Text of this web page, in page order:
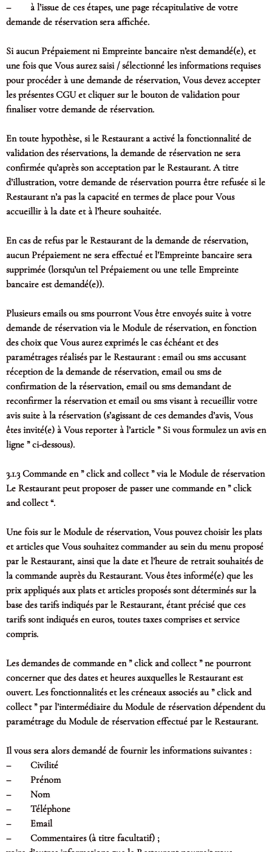
– à l’issue de ces étapes, une page récapitulative de votre
demande de réservation sera affichée.
Si aucun Prépaiement ni Empreinte bancaire n’est demandé(e), et
une fois que Vous aurez saisi / sélectionné les informations requises
pour procéder à une demande de réservation, Vous devez accepter
les présentes CGU et cliquer sur le bouton de validation pour
finaliser votre demande de réservation.
En toute hypothèse, si le Restaurant a activé la fonctionnalité de
validation des réservations, la demande de réservation ne sera
confirmée qu’après son acceptation par le Restaurant. A titre
d’illustration, votre demande de réservation pourra être refusée si le
Restaurant n’a pas la capacité en termes de place pour Vous
accueillir à la date et à l’heure souhaitée.
En cas de refus par le Restaurant de la demande de réservation,
aucun Prépaiement ne sera effectué et l’Empreinte bancaire sera
supprimée (lorsqu’un tel Prépaiement ou une telle Empreinte
bancaire est demandé(e)).
Plusieurs emails ou sms pourront Vous être envoyés suite à votre
demande de réservation via le Module de réservation, en fonction
des choix que Vous aurez exprimés le cas échéant et des
paramétrages réalisés par le Restaurant : email ou sms accusant
réception de la demande de réservation, email ou sms de
confirmation de la réservation, email ou sms demandant de
reconfirmer la réservation et email ou sms visant à recueillir votre
avis suite à la réservation (s’agissant de ces demandes d’avis, Vous
êtes invité(e) à Vous reporter à l’article ” Si vous formulez un avis en
ligne ” ci-dessous).
3.1.3 Commande en ” click and collect ” via le Module de réservation
Le Restaurant peut proposer de passer une commande en ” click
and collect “.
Une fois sur le Module de réservation, Vous pouvez choisir les plats
et articles que Vous souhaitez commander au sein du menu proposé
par le Restaurant, ainsi que la date et l’heure de retrait souhaités de
la commande auprès du Restaurant. Vous êtes informé(e) que les
prix appliqués aux plats et articles proposés sont déterminés sur la
base des tarifs indiqués par le Restaurant, étant précisé que ces
tarifs sont indiqués en euros, toutes taxes comprises et service
compris.
Les demandes de commande en ” click and collect ” ne pourront
concerner que des dates et heures auxquelles le Restaurant est
ouvert. Les fonctionnalités et les créneaux associés au ” click and
collect ” par l’intermédiaire du Module de réservation dépendent du
paramétrage du Module de réservation effectué par le Restaurant.
Il vous sera alors demandé de fournir les informations suivantes :
– Civilité
– Prénom
– Nom
– Téléphone
– Email
– Commentaires (à titre facultatif) ;